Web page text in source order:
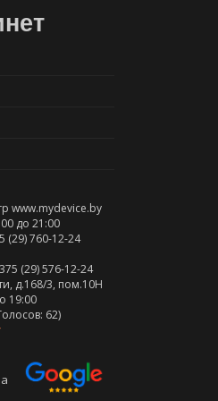
www.mydevice.by
до 21:00
(29) 760-12-24
(29) 576-12-24
д.168/3, пом.10Н
19:00
62)